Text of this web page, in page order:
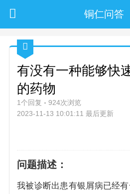
铜仁问答
有没有一种能够快
的药物
1个回复
924次浏览
2023-11-13 10:01:11 最后更新
问题描述：
我被诊断出患有银屑病已经